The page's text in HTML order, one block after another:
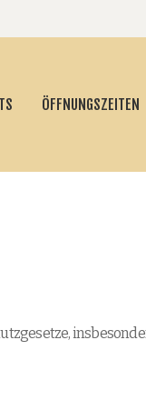
ÖFFNUNGSZEITEN